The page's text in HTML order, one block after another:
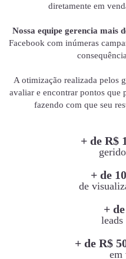
diretamente em
Nossa equipe gerencia mais
Facebook com inúmeras
A otimização realizada pelos
avaliar e encontrar pontos que
fazendo com que seu
+ de R$
+ de
de
+
leads
+ de R$
em